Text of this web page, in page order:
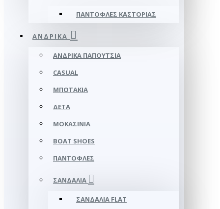
ΠΑΝΤΌΦΛΕΣ ΚΑΣΤΟΡΙΆΣ
ΑΝΔΡΙΚΆ
ΑΝΔΡΙΚΆ ΠΑΠΟΎΤΣΙΑ
CASUAL
ΜΠΟΤΆΚΙΑ
ΔΕΤΆ
ΜΟΚΑΣΊΝΙΑ
BOAT SHOES
ΠΑΝΤΌΦΛΕΣ
ΣΑΝΔΆΛΙΑ
ΣΑΝΔΆΛΙΑ FLAT